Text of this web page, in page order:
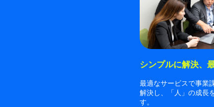
シンプルに解決、
最適なサービスで事業
解決し、「人」の成長
す。